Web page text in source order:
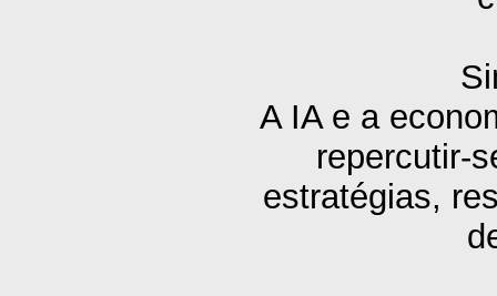
A IA e a
repercutir-
estratégias,